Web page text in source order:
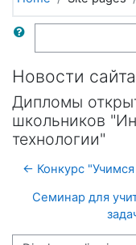
Search
Новости сайта
Дипломы
школьников
технологии"
← Конкурс
Семинар для